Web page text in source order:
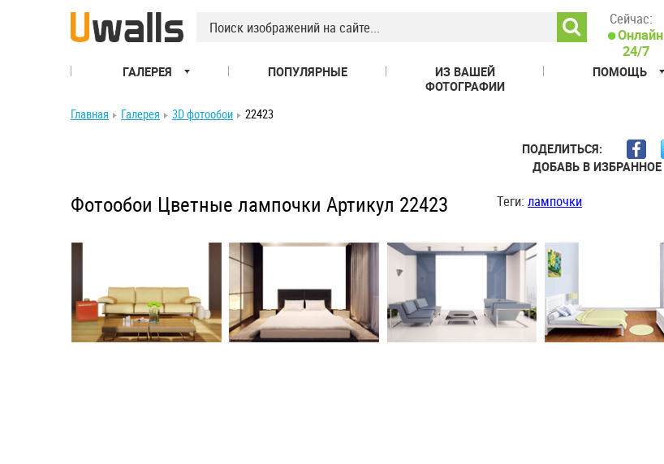
Сейчас:
Онлайн
24/7
ГАЛЕРЕЯ ПОПУЛЯРНЫЕ
ИЗ ВАШЕЙ
ФОТОГРАФИИ
ПОМОЩЬ
Главная Галерея 3D фотообои 22423
ПОДЕЛИТЬСЯ:
ДОБАВЬ В ИЗБРАННОЕ
Фотообои Цветные лампочки Артикул 22423 Теги:лампочки